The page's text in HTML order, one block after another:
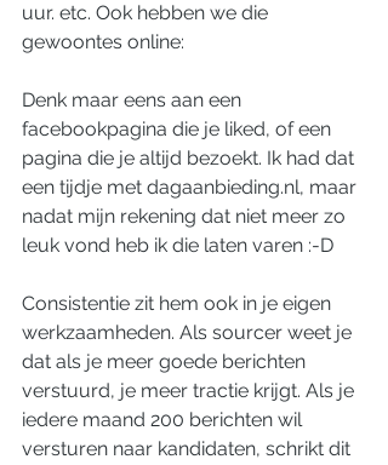
uur. etc. Ook hebben we die
gewoontes online:
Denk maar eens aan een
facebookpagina die je liked, of een
pagina die je altijd bezoekt. Ik had dat
een tijdje met dagaanbieding.nl, maar
nadat mijn rekening dat niet meer zo
leuk vond heb ik die laten varen :-D
Consistentie zit hem ook in je eigen
werkzaamheden. Als sourcer weet je
dat als je meer goede berichten
verstuurd, je meer tractie krijgt. Als je
iedere maand 200 berichten wil
versturen naar kandidaten, schrikt dit